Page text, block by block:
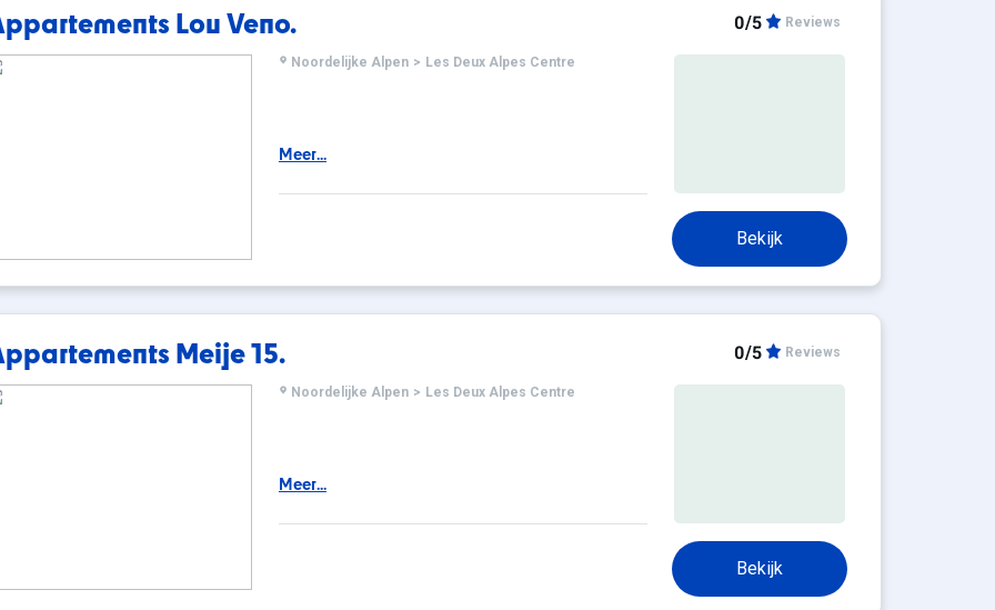
Lou Veno. 0/5 Reviews
Noordelijke Alpen > Les Deux Alpes Centre
Meer...
Bekijk
Meije 15. 0/5 Reviews
Noordelijke Alpen > Les Deux Alpes Centre
Meer...
Bekijk